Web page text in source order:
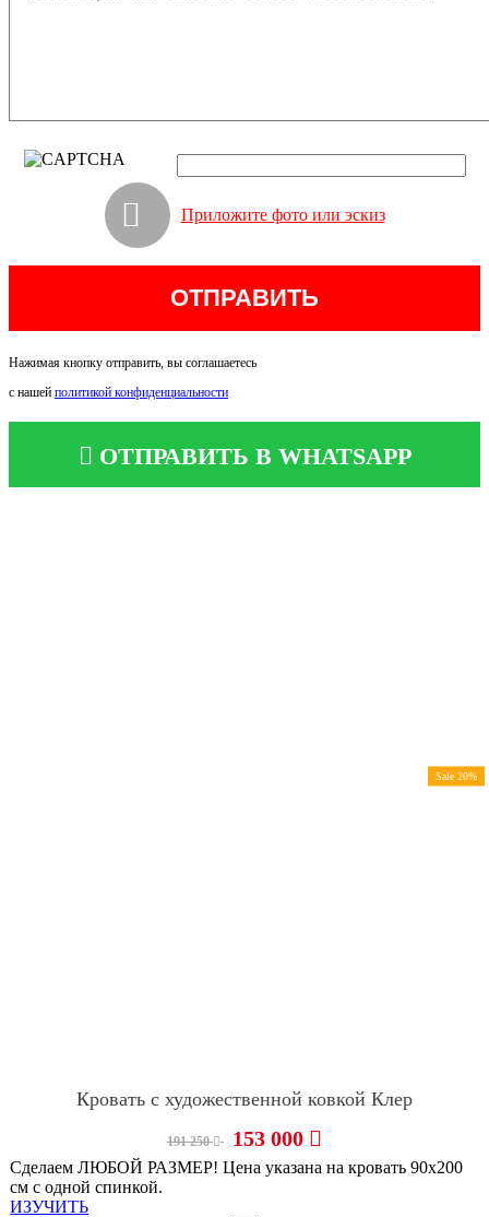
Приложите фото или эскиз
Нажимая кнопку отправить, вы соглашаетесь
с нашей политикой конфиденциальности
ОТПРАВИТЬ В WHATSAPP
Sale 20%
Кровать с художественной ковкой Клер
191 250 153 000
Сделаем ЛЮБОЙ РАЗМЕР! Цена указана на кровать 90х200
см с одной спинкой.
ИЗУЧИТЬ